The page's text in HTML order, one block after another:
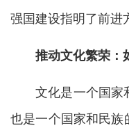
强国建设指明了前进
推动文化繁荣：
文化是一个国家
也是一个国家和民族